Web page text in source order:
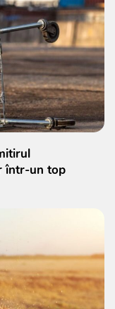
într-un top